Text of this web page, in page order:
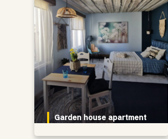
Garden house apartment